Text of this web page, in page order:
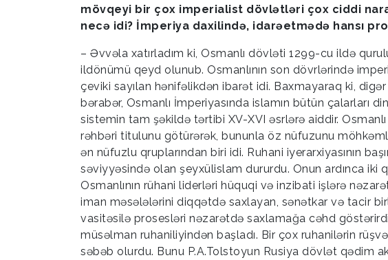
mövqeyi bir çox imperialist dövlətləri çox ciddi
necə idi? İmperiya daxilində, idarəetmədə hansı
– Əvvəla xatırladım ki, Osmanlı dövləti 1299-cu ildə
ildönümü qeyd olunub. Osmanlının son dövrlərində
çeviki sayılan hənifəlikdən ibarət idi. Baxmayaraq ki,
bərabər, Osmanlı İmperiyasında islamın bütün çalarları
sistemin tam şəkildə tərtibi XV-XVI əsrlərə aiddir.
rəhbəri titulunu götürərək, bununla öz nüfuzunu
ən nüfuzlu qruplarından biri idi. Ruhani iyerarxiyasının
səviyyəsində olan şeyxülislam dururdu. Onun ardınca iki
Osmanlının rühani liderləri hüquqi və inzibati işlərə
iman məsələlərini diqqətdə saxlayan, sənətkar və tacir
vasitəsilə prosesləri nəzarətdə saxlamağa cəhd göstərirdi.
müsəlman ruhaniliyindən başladı. Bir çox ruhanilərin
səbəb olurdu. Bunu P.A.Tolstoyun Rusiya dövlət qədim